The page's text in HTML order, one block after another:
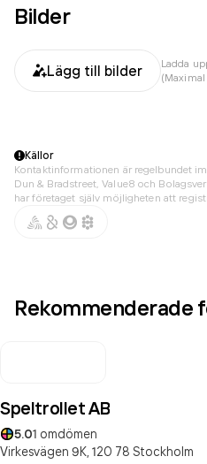
Bilder
Lägg till bilder
Ladda
Källor
Kontaktinformationen är regelbundet
Dun & Bradstreet, Value8 och
har företaget själv möjligheten att
Rekommenderade
Speltrollet AB
5.01 omdömen
Virkesvägen 9K, 120 78 Stockholm